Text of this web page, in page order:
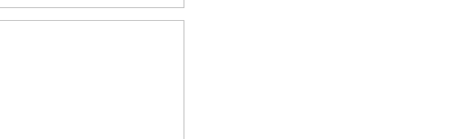
服務，專業的媒合者也應運
。但此一觀點並不受主流青
日率先批評行政院婦權會全
範其他階層的婚姻」。畢
只是汲汲營利的吸血者。隨